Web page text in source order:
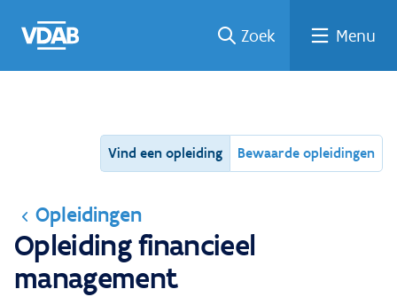
naar
een
een
job
naar
Zoek Menu
Vind een opleiding Bewaarde opleidingen
Opleidingen
Opleiding financieel
management